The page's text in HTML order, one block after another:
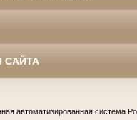
САЙТА
автоматизированная система